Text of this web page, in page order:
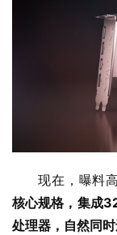
现在，曝料
核心规格，集成
处理器，自然同